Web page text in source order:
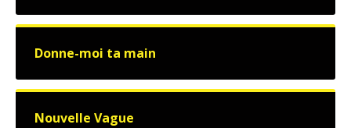
Donne-moi ta main
Nouvelle Vague